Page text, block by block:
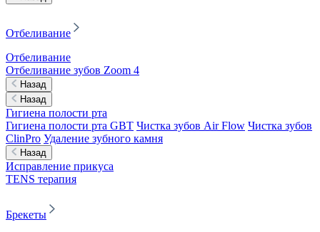
Отбеливание
Отбеливание
Отбеливание зубов Zoom 4
Назад
Назад
Гигиена полости рта
Гигиена полости рта GBT Чистка зубов Air Flow Чистка зубов
ClinPro Удаление зубного камня
Назад
Исправление прикуса
TENS терапия
Брекеты